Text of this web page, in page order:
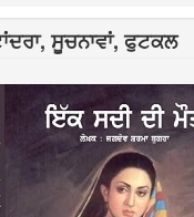
ਸੂਚਨਾਵਾਂ, ਫੁਟਕਲ